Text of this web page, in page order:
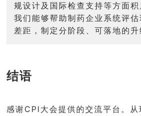
规设计及国际检查支持等方面积
我们能够帮助制药企业系统评
差距，制定分阶段、可落地的升
结语
感谢CPI大会提供的交流平台。